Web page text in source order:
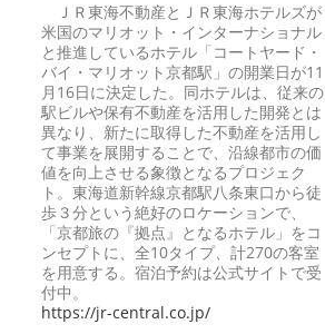
ＪＲ東海不動産とＪＲ東海ホテルズが
米国のマリオット・インターナショナル
と推進しているホテル「コートヤード・
バイ・マリオット京都駅」の開業日が11
月16日に決定した。同ホテルは、従来の
駅ビルや保有不動産を活用した開発とは
異なり、新たに取得した不動産を活用し
て事業を展開することで、沿線都市の価
値を向上させる象徴となるプロジェク
ト。東海道新幹線京都駅八条東口から徒
歩３分という絶好のロケーションで、
「京都旅の『拠点』となるホテル」をコ
ンセプトに、全10タイプ、計270の客室
を用意する。宿泊予約は公式サイトで受
付中。
https://jr-central.co.jp/